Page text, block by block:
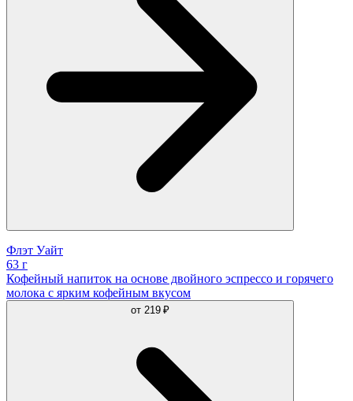
Флэт Уайт
63 г
Кофейный напиток на основе двойного эспрессо и горячего
молока с ярким кофейным вкусом
от 219 ₽